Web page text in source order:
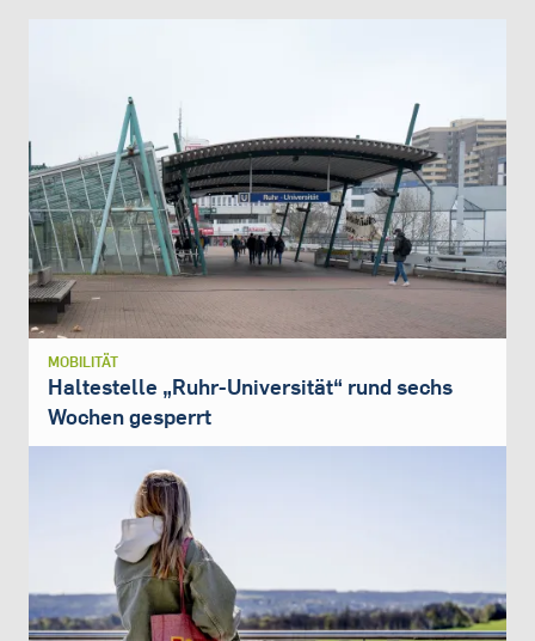
MOBILITÄT
Haltestelle „Ruhr-Universität“ rund sechs
Wochen gesperrt